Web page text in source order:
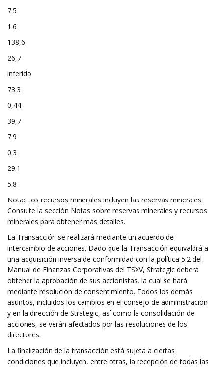
7.5
1.6
138,6
26,7
inferido
73.3
0,44
39,7
7.9
0.3
29.1
5.8
Nota: Los recursos minerales incluyen las reservas minerales.
Consulte la sección Notas sobre reservas minerales y recursos
minerales para obtener más detalles.
La Transacción se realizará mediante un acuerdo de
intercambio de acciones. Dado que la Transacción equivaldrá a
una adquisición inversa de conformidad con la política 5.2 del
Manual de Finanzas Corporativas del TSXV, Strategic deberá
obtener la aprobación de sus accionistas, la cual se hará
mediante resolución de consentimiento. Todos los demás
asuntos, incluidos los cambios en el consejo de administración
y en la dirección de Strategic, así como la consolidación de
acciones, se verán afectados por las resoluciones de los
directores.
La finalización de la transacción está sujeta a ciertas
condiciones que incluyen, entre otras, la recepción de todas las